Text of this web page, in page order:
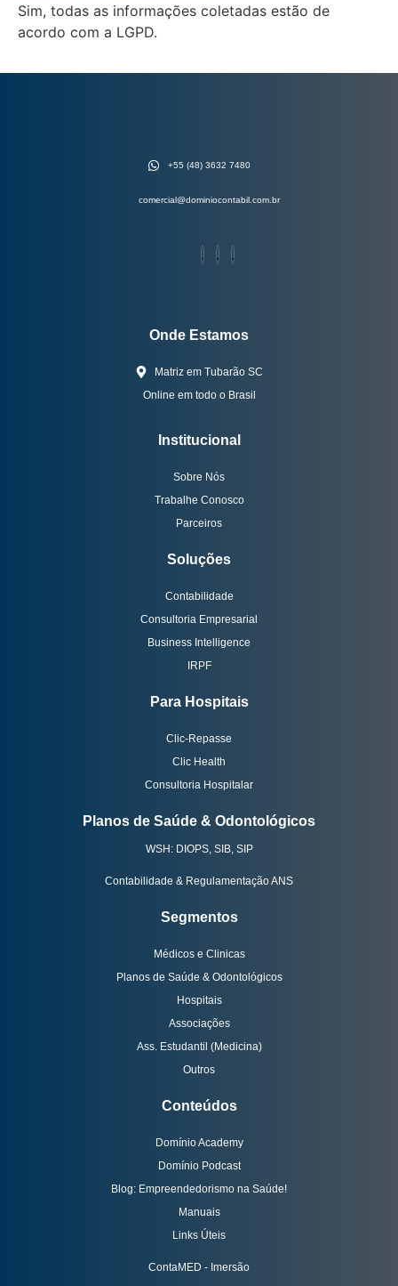
Sim, todas as informações coletadas estão de
acordo com a LGPD.
+55 (48) 3632 7480
comercial@dominiocontabil.com.br
Onde Estamos
Matriz em Tubarão SC
Online em todo o Brasil
Institucional
Sobre Nós
Trabalhe Conosco
Parceiros
Soluções
Contabilidade
Consultoria Empresarial
Business Intelligence
IRPF
Para Hospitais
Clic-Repasse
Clic Health
Consultoria Hospitalar
Planos de Saúde & Odontológicos
WSH: DIOPS, SIB, SIP
Contabilidade & Regulamentação ANS
Segmentos
Médicos e Clinicas
Planos de Saúde & Odontológicos
Hospitais
Associações
Ass. Estudantil (Medicina)
Outros
Conteúdos
Domínio Academy
Domínio Podcast
Blog: Empreendedorismo na Saúde!
Manuais
Links Úteis
ContaMED - Imersão